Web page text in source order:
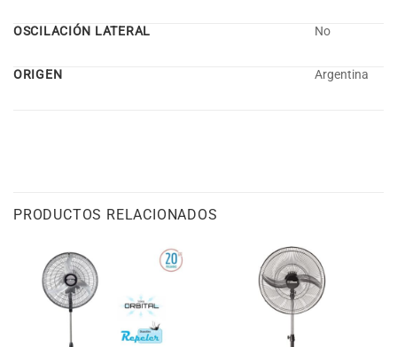
OSCILACIÓN LATERAL No
ORIGEN Argentina
PRODUCTOS RELACIONADOS